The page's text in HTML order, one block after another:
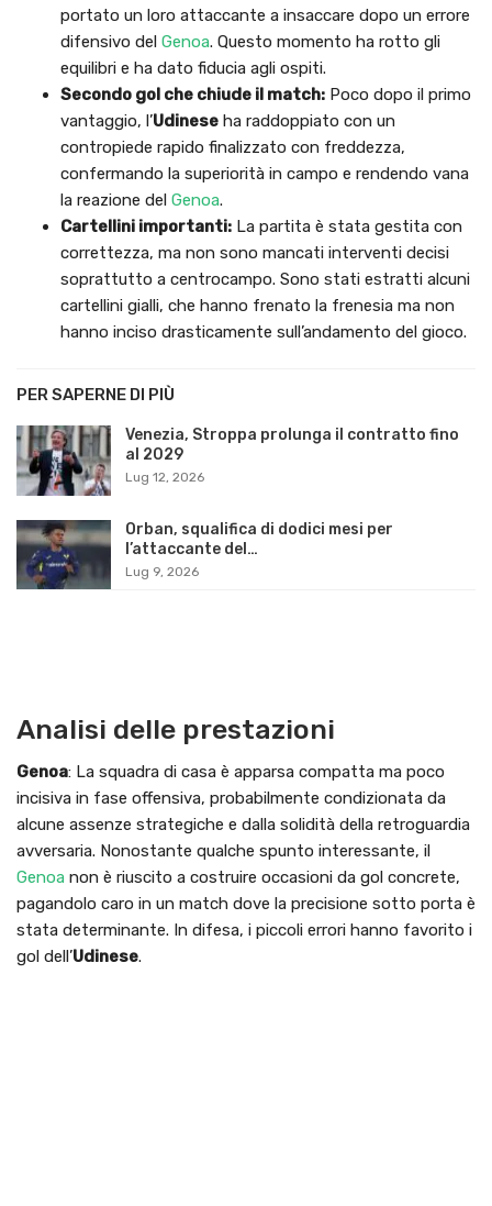
portato un loro attaccante a insaccare dopo un errore
difensivo del Genoa. Questo momento ha rotto gli
equilibri e ha dato fiducia agli ospiti.
Secondo gol che chiude il match: Poco dopo il primo
vantaggio, l’Udinese ha raddoppiato con un
contropiede rapido finalizzato con freddezza,
confermando la superiorità in campo e rendendo vana
la reazione del Genoa.
Cartellini importanti: La partita è stata gestita con
correttezza, ma non sono mancati interventi decisi
soprattutto a centrocampo. Sono stati estratti alcuni
cartellini gialli, che hanno frenato la frenesia ma non
hanno inciso drasticamente sull’andamento del gioco.
PER SAPERNE DI PIÙ
Venezia, Stroppa prolunga il contratto fino
al 2029
Lug 12, 2026
Orban, squalifica di dodici mesi per
l’attaccante del…
Lug 9, 2026
Analisi delle prestazioni
Genoa: La squadra di casa è apparsa compatta ma poco
incisiva in fase offensiva, probabilmente condizionata da
alcune assenze strategiche e dalla solidità della retroguardia
avversaria. Nonostante qualche spunto interessante, il
Genoa non è riuscito a costruire occasioni da gol concrete,
pagandolo caro in un match dove la precisione sotto porta è
stata determinante. In difesa, i piccoli errori hanno favorito i
gol dell’Udinese.